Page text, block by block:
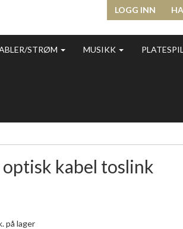
LOGG INN
STRØM MUSIKK
kabel toslink
på lager